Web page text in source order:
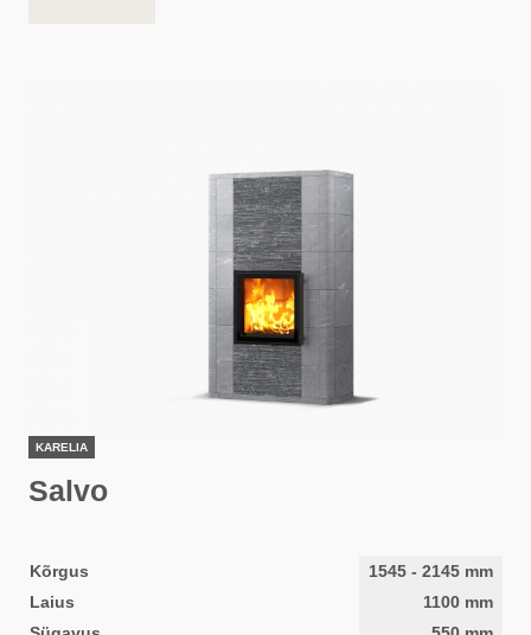
KARELIA
Salvo
Kõrgus 1545 - 2145 mm
Laius
1100 mm